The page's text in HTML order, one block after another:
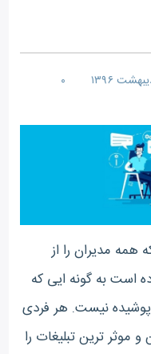
همه مدیران را از
است به گونه ایی که
نیست. هر فردی
موثر ترین تبلیغات را